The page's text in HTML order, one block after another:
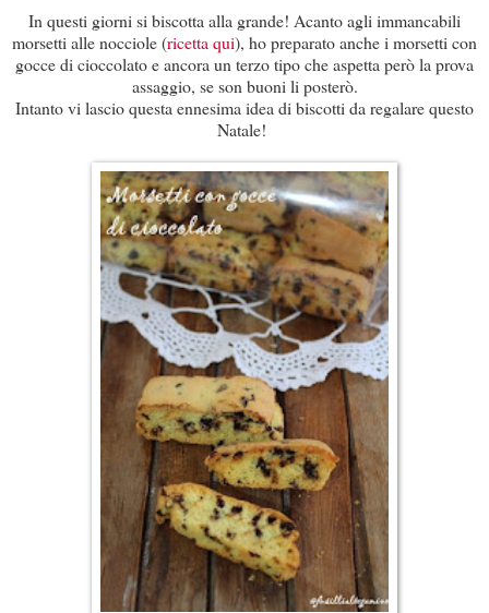
In questi giorni si biscotta alla grande! Acanto agli immancabili
morsetti alle nocciole (ricetta qui), ho preparato anche i morsetti con
gocce di cioccolato e ancora un terzo tipo che aspetta però la prova
assaggio, se son buoni li posterò.
Intanto vi lascio questa ennesima idea di biscotti da regalare questo
Natale!